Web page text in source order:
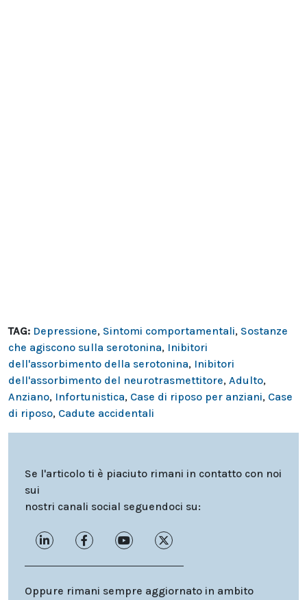
TAG: Depressione, Sintomi comportamentali, Sostanze
che agiscono sulla serotonina, Inibitori
dell'assorbimento della serotonina, Inibitori
dell'assorbimento del neurotrasmettitore, Adulto,
Anziano, Infortunistica, Case di riposo per anziani, Case
di riposo, Cadute accidentali
Se l'articolo ti è piaciuto rimani in contatto con noi
sui
nostri canali social seguendoci su:
Oppure rimani sempre aggiornato in ambito